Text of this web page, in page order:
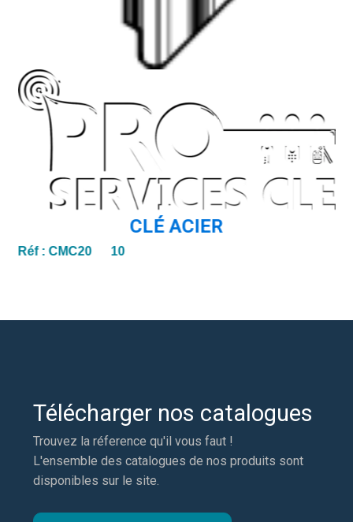
CLÉ ACIER
Réf :CMC20 10
Télécharger nos catalogues
Trouvez la réference qu'il vous faut !
L'ensemble des catalogues de nos produits sont
disponibles sur le site.